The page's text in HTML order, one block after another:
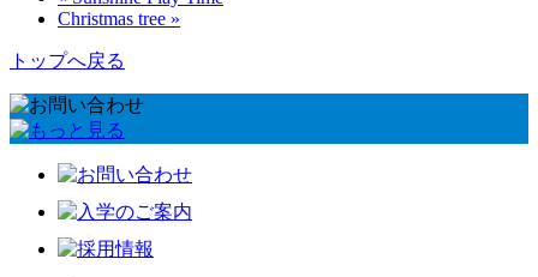
Christmas tree »
トップへ戻る